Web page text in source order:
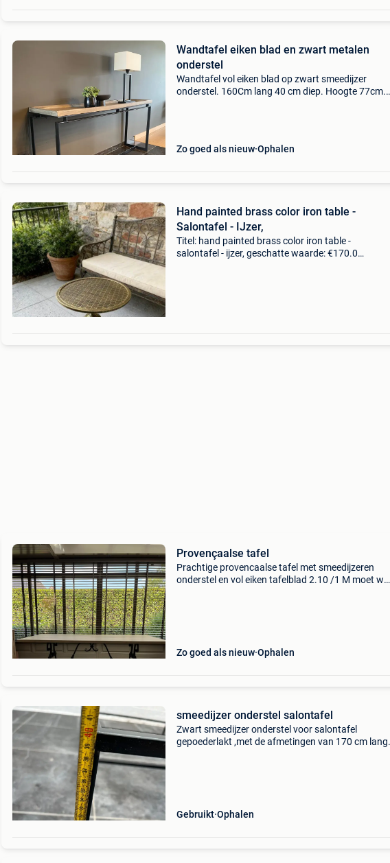
Wandtafel eiken blad en zwart metalen
onderstel
Wandtafel vol eiken blad op zwart smeedijzer
onderstel. 160Cm lang 40 cm diep. Hoogte 77cm.
Zo goed als nieuw Ophalen
Hand painted brass color iron table -
Salontafel - IJzer,
Titel: hand painted brass color iron table -
salontafel - ijzer, geschatte waarde: €170.0
Provençaalse tafel
Prachtige provencaalse tafel met smeedijzeren
onderstel en vol eiken tafelblad 2.10 /1 M moet weg
Zo goed als nieuw Ophalen
smeedijzer onderstel salontafel
Zwart smeedijzer onderstel voor salontafel
gepoederlakt ,met de afmetingen van 170 cm lang
Gebruikt Ophalen